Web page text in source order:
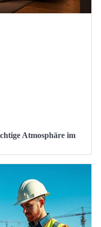
Atmosphäre im